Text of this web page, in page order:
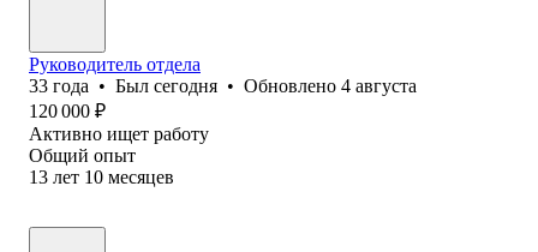
Руководитель отдела
33 года • Был сегодня • Обновлено 4 августа
120 000 ₽
Активно ищет работу
Общий опыт
13 лет 10 месяцев